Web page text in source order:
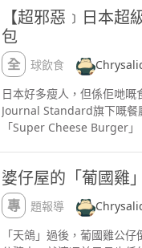
值，幫助增強免疫系統等
新身體功能的最好催化劑
的良好運作，亦可以幫器官
健康 多喝水亦可以防止血液
風險。有些人晚飯後仲會有
古力才感滿足。而如果在
新鮮的含氧血液送到器官
American Journal of
Water。 如何可以多喝水？
在當眼的位置，好像公司的
隨手就拿水喝。不喜歡淡而
新酸味，令清水也更易入
「我喺澳門出世澳門長大
人之力。」以他所知，與他
家都是自發而為。 親見權貴
城，令人擔心爆發傳染病，
得滿手酸臭，但也不及當
有個乜總（權貴），條仆街
恥，戴一戴手套就行嚟影張
手清潔街道，昨日解放軍
府近日的「作為」，他就滔
（林若勤攝） 救災不公平
襲）咁大風天文台仲係掛3
工返工，所以政府配合，好
佈的路氹新城一帶，災後清
垃圾多得人也行不到；而
負能量，本身時運唔高或
響。 勿帶回外遊物品 出到
有趣嘅野，於是隨手執起當
不明並充斥住負能量，帶番
最好就少去啲夜街同夜欄人
陰氣，如果你運勢唔夠強
影相開閃光燈 去旅行更係
影，避免影到啲唔應該影
係外地有時人有三急諗住快
行，隨意小便除咗唔衛生之
圖片均轉載自網路，所有版
【超邪惡﹞日本
包
全球飲食
日本好多瘦人，但係佢哋
Journal Standard旗下嘅餐
「Super Cheese Burger
好好味、好邪惡。不過據講
定，想食都唔易。 J.S.
新宿区新宿417 3F營業時
星期六：1030am1030pm
婆仔屋的「葡國雞
專題報導
「天鴿」過後，葡國雞公